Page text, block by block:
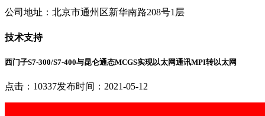
公司地址：北京市通州区新华南路208号1层
技术支持
西门子S7-300/S7-400与昆仑通态MCGS实现以太网通讯MPI转以太网
点击：10337发布时间：2021-05-12